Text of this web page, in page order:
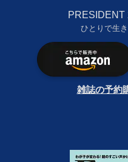
PRESIDENT
ひとりで生
雑誌の予約